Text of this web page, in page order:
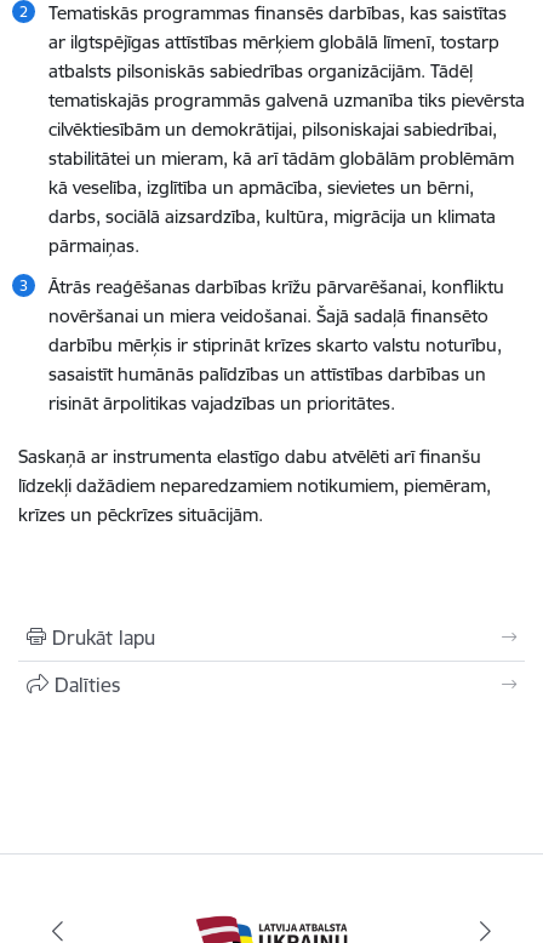
Tematiskās programmas finansēs darbības, kas saistītas
ar ilgtspējīgas attīstības mērķiem globālā līmenī, tostarp
atbalsts pilsoniskās sabiedrības organizācijām. Tādēļ
tematiskajās programmās galvenā uzmanība tiks pievērsta
cilvēktiesībām un demokrātijai, pilsoniskajai sabiedrībai,
stabilitātei un mieram, kā arī tādām globālām problēmām
kā veselība, izglītība un apmācība, sievietes un bērni,
darbs, sociālā aizsardzība, kultūra, migrācija un klimata
pārmaiņas.
Ātrās reaģēšanas darbības krīžu pārvarēšanai, konfliktu
novēršanai un miera veidošanai. Šajā sadaļā finansēto
darbību mērķis ir stiprināt krīzes skarto valstu noturību,
sasaistīt humānās palīdzības un attīstības darbības un
risināt ārpolitikas vajadzības un prioritātes.
Saskaņā ar instrumenta elastīgo dabu atvēlēti arī finanšu
līdzekļi dažādiem neparedzamiem notikumiem, piemēram,
krīzes un pēckrīzes situācijām.
Drukāt lapu
Dalīties